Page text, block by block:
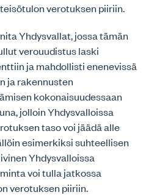
verotuksen piiriin.
Yhdysvallat, jossa tämän
verouudistus laski
ja mahdollisti enenevissä
ja rakennusten
kokonaisuudessaan
jolloin Yhdysvalloissa
taso voi jäädä alle
esimerkiksi suhteellisen
Yhdysvalloissa
voi tulla jatkossa
verotuksen piiriin.